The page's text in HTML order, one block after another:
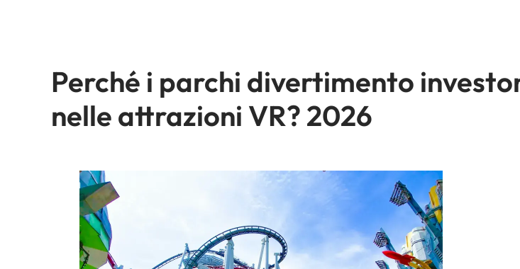
Perché i parchi divertimento
nelle attrazioni VR? 2026